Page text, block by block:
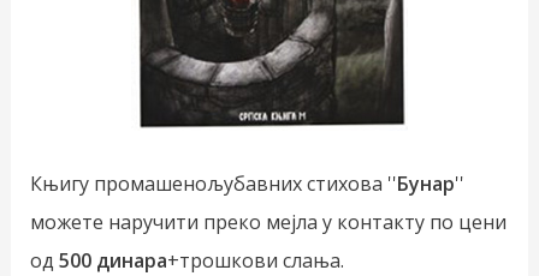
Књигу промашенољубавних стихова ''Бунар''
можете наручити преко мејла у контакту по цени
од 500 динара+трошкови слања.